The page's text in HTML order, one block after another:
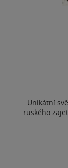
Unikátní
ruského